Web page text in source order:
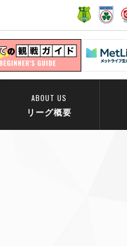
ABOUT US
リーグ概要